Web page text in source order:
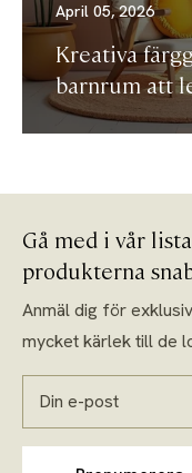
April 05, 2026
Kreativa
barnrum att
Gå med i vår
produkterna
Anmäl dig för
mycket kärlek till de
Din e-post